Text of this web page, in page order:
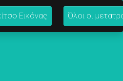
Εικόνας Όλοι οι